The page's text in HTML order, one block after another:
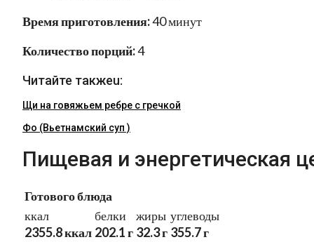
Время приготовления:40 минут
Количество порций:4
Читайте такжеu:
Щи на говяжьем ребре с гречкой
Фо (Вьетнамский суп )
Пищевая и энергетическая
Готового блюда
ккал
2355.8 ккал
белки
202.1 г
жиры
32.3 г
углеводы
355.7 г